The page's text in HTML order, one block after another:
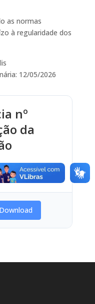
as normas
à regularidade dos
12/05/2026
nº
da
Download